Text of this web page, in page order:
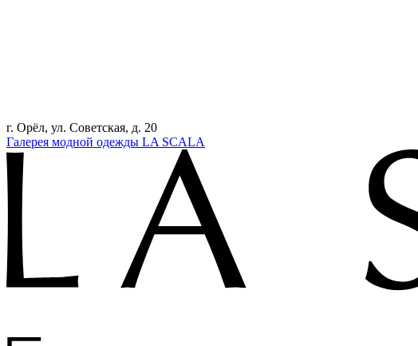
г. Орёл, ул. Советская, д. 20
Галерея модной одежды LA SCALA